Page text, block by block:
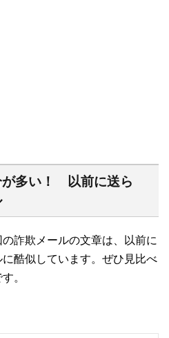
が多い！ 以前に送ら
詐欺メールの文章は、以前に
酷似しています。ぜひ見比べ
。